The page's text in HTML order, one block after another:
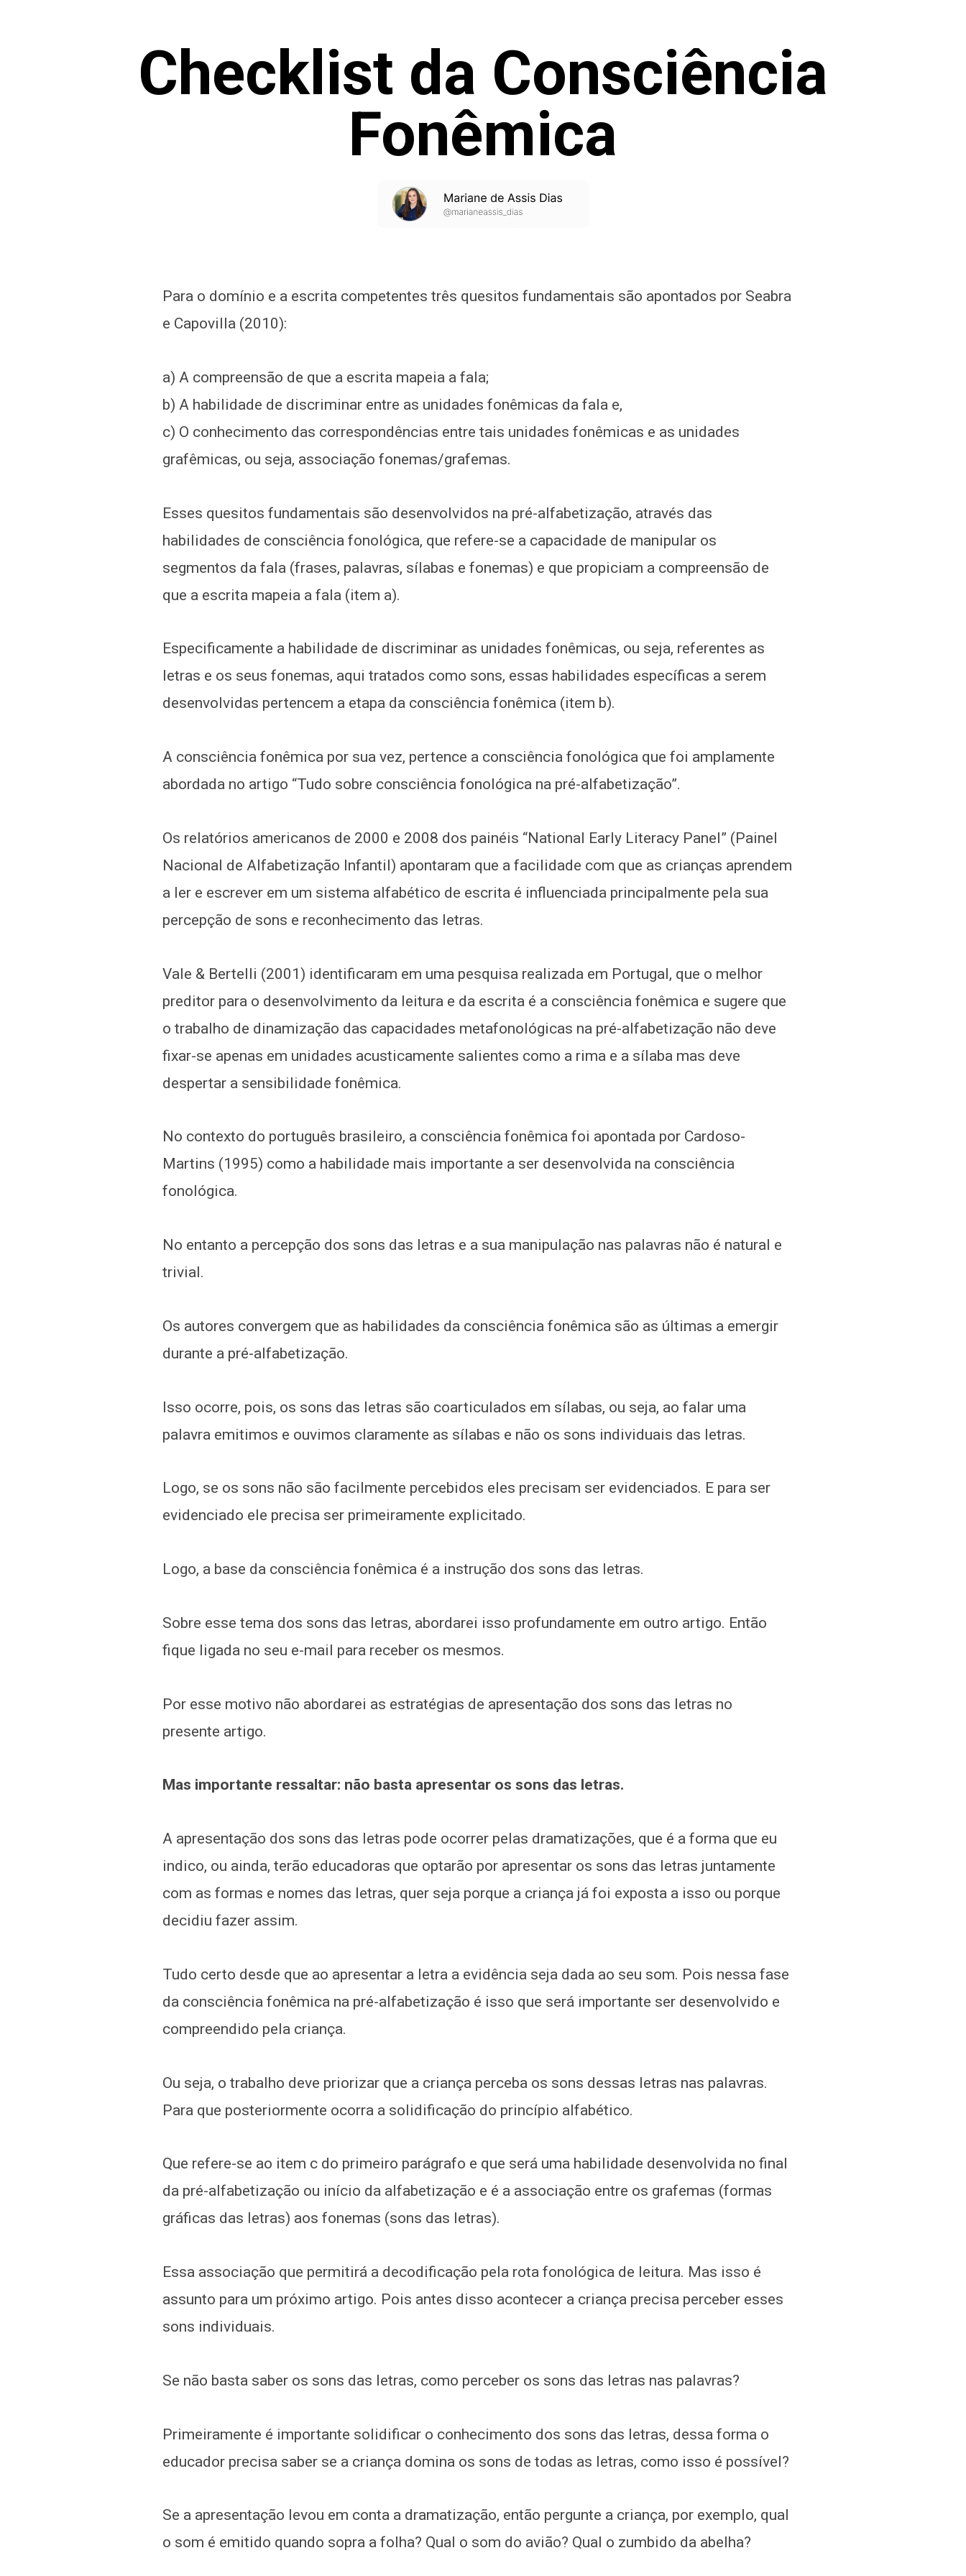
Checklist da Consciência
Fonêmica
Para o domínio e a escrita competentes três quesitos fundamentais são apontados por Seabra
e Capovilla (2010):
a) A compreensão de que a escrita mapeia a fala;
b) A habilidade de discriminar entre as unidades fonêmicas da fala e,
c) O conhecimento das correspondências entre tais unidades fonêmicas e as unidades
grafêmicas, ou seja, associação fonemas/grafemas.
Esses quesitos fundamentais são desenvolvidos na pré-alfabetização, através das
habilidades de consciência fonológica, que refere-se a capacidade de manipular os
segmentos da fala (frases, palavras, sílabas e fonemas) e que propiciam a compreensão de
que a escrita mapeia a fala (item a).
Especificamente a habilidade de discriminar as unidades fonêmicas, ou seja, referentes as
letras e os seus fonemas, aqui tratados como sons, essas habilidades específicas a serem
desenvolvidas pertencem a etapa da consciência fonêmica (item b).
A consciência fonêmica por sua vez, pertence a consciência fonológica que foi amplamente
abordada no artigo “Tudo sobre consciência fonológica na pré-alfabetização”.
Os relatórios americanos de 2000 e 2008 dos painéis “National Early Literacy Panel” (Painel
Nacional de Alfabetização Infantil) apontaram que a facilidade com que as crianças aprendem
a ler e escrever em um sistema alfabético de escrita é influenciada principalmente pela sua
percepção de sons e reconhecimento das letras.
Vale & Bertelli (2001) identificaram em uma pesquisa realizada em Portugal, que o melhor
preditor para o desenvolvimento da leitura e da escrita é a consciência fonêmica e sugere que
o trabalho de dinamização das capacidades metafonológicas na pré-alfabetização não deve
fixar-se apenas em unidades acusticamente salientes como a rima e a sílaba mas deve
despertar a sensibilidade fonêmica.
No contexto do português brasileiro, a consciência fonêmica foi apontada por Cardoso-
Martins (1995) como a habilidade mais importante a ser desenvolvida na consciência
fonológica.
No entanto a percepção dos sons das letras e a sua manipulação nas palavras não é natural e
trivial.
Os autores convergem que as habilidades da consciência fonêmica são as últimas a emergir
durante a pré-alfabetização.
Isso ocorre, pois, os sons das letras são coarticulados em sílabas, ou seja, ao falar uma
palavra emitimos e ouvimos claramente as sílabas e não os sons individuais das letras.
Logo, se os sons não são facilmente percebidos eles precisam ser evidenciados. E para ser
evidenciado ele precisa ser primeiramente explicitado.
Logo, a base da consciência fonêmica é a instrução dos sons das letras.
Sobre esse tema dos sons das letras, abordarei isso profundamente em outro artigo. Então
fique ligada no seu e-mail para receber os mesmos.
Por esse motivo não abordarei as estratégias de apresentação dos sons das letras no
presente artigo.
Mas importante ressaltar: não basta apresentar os sons das letras.
A apresentação dos sons das letras pode ocorrer pelas dramatizações, que é a forma que eu
indico, ou ainda, terão educadoras que optarão por apresentar os sons das letras juntamente
com as formas e nomes das letras, quer seja porque a criança já foi exposta a isso ou porque
decidiu fazer assim.
Tudo certo desde que ao apresentar a letra a evidência seja dada ao seu som. Pois nessa fase
da consciência fonêmica na pré-alfabetização é isso que será importante ser desenvolvido e
compreendido pela criança.
Ou seja, o trabalho deve priorizar que a criança perceba os sons dessas letras nas palavras.
Para que posteriormente ocorra a solidificação do princípio alfabético.
Que refere-se ao item c do primeiro parágrafo e que será uma habilidade desenvolvida no final
da pré-alfabetização ou início da alfabetização e é a associação entre os grafemas (formas
gráficas das letras) aos fonemas (sons das letras).
Essa associação que permitirá a decodificação pela rota fonológica de leitura. Mas isso é
assunto para um próximo artigo. Pois antes disso acontecer a criança precisa perceber esses
sons individuais.
Se não basta saber os sons das letras, como perceber os sons das letras nas palavras?
Primeiramente é importante solidificar o conhecimento dos sons das letras, dessa forma o
educador precisa saber se a criança domina os sons de todas as letras, como isso é possível?
Se a apresentação levou em conta a dramatização, então pergunte a criança, por exemplo, qual
o som é emitido quando sopra a folha? Qual o som do avião? Qual o zumbido da abelha?